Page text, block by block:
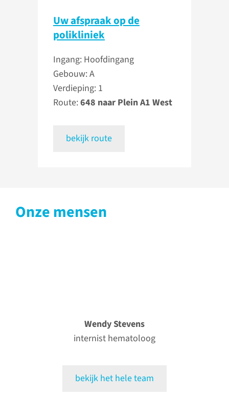
Uw afspraak op de
polikliniek
Ingang: Hoofdingang
Gebouw: A
Verdieping: 1
Route:648 naar Plein A1 West
bekijk route
Onze mensen
Wendy Stevens
internist hematoloog
bekijk het hele team